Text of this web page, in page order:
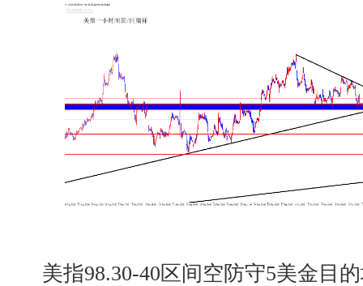
美指98.30-40区间空防守5美金目的